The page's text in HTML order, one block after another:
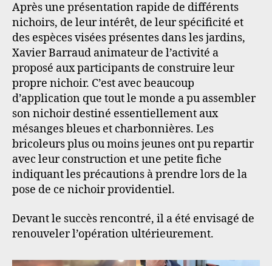
Après une présentation rapide de différents
nichoirs, de leur intérêt, de leur spécificité et
des espèces visées présentes dans les jardins,
Xavier Barraud animateur de l’activité a
proposé aux participants de construire leur
propre nichoir. C’est avec beaucoup
d’application que tout le monde a pu assembler
son nichoir destiné essentiellement aux
mésanges bleues et charbonnières. Les
bricoleurs plus ou moins jeunes ont pu repartir
avec leur construction et une petite fiche
indiquant les précautions à prendre lors de la
pose de ce nichoir providentiel.
Devant le succès rencontré, il a été envisagé de
renouveler l’opération ultérieurement.